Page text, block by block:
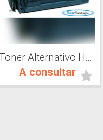
Toner Alternativo Hp Q1339A, Toner Impresora Láser
A consultar